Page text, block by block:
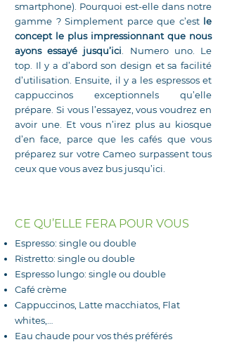
smartphone). Pourquoi est-elle dans notre
gamme ? Simplement parce que c’est le
concept le plus impressionnant que nous
ayons essayé jusqu’ici . Numero uno. Le
top. Il y a d’abord son design et sa facilité
d’utilisation. Ensuite, il y a les espressos et
cappuccinos exceptionnels qu’elle
prépare. Si vous l’essayez, vous voudrez en
avoir une. Et vous n’irez plus au kiosque
d’en face, parce que les cafés que vous
préparez sur votre Cameo surpassent tous
ceux que vous avez bus jusqu’ici.
CE QU’ELLE FERA POUR VOUS
Espresso: single ou double
Ristretto: single ou double
Espresso lungo: single ou double
Café crème
Cappuccinos, Latte macchiatos, Flat
whites,…
Eau chaude pour vos thés préférés